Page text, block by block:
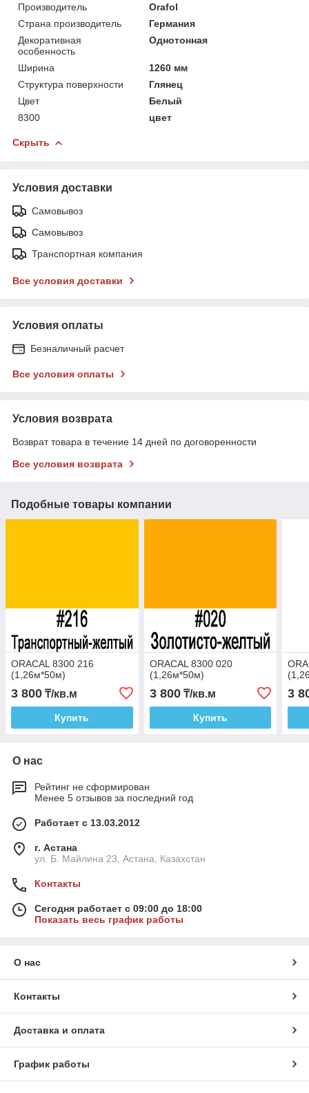
Производитель
Orafol
Страна производитель
Германия
Декоративная
особенность
Однотонная
Ширина
1260 мм
Структура поверхности
Глянец
Цвет
Белый
8300
цвет
Скрыть
Условия доставки
Самовывоз
Самовывоз
Транспортная компания
Все условия доставки
Условия оплаты
Безналичный расчет
Все условия оплаты
Условия возврата
Возврат товара в течение 14 дней по договоренности
Все условия возврата
Подобные товары компании
ORACAL 8300 216
(1,26м*50м)
3 800 ₸/кв.м
Купить
ORACAL 8300 020
(1,26м*50м)
3 800₸/кв.м
Купить
3
О нас
Рейтинг не сформирован
Менее 5 отзывов за последний год
Работает с 13.03.2012
г. Астана
ул. Б. Майлина 23, Астана, Казахстан
Контакты
Сегодня работает с 09:00 до 18:00
Показать весь график работы
О нас
Контакты
Доставка и оплата
График работы